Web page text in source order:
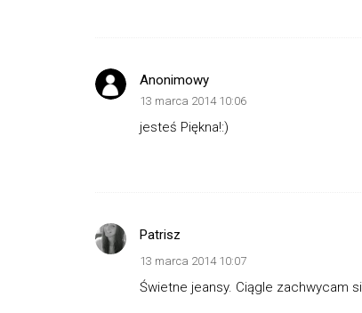
Anonimowy
13 marca 2014 10:06
jesteś Piękna!:)
Patrisz
13 marca 2014 10:07
Świetne jeansy. Ciągle zachwycam